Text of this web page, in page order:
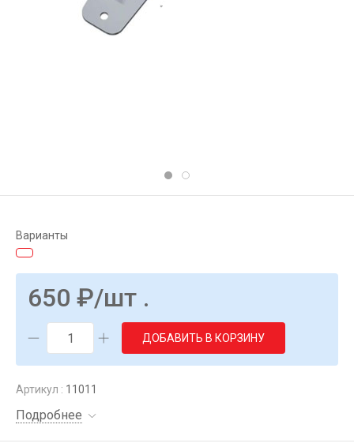
Варианты
650 ₽/шт .
ДОБАВИТЬ В КОРЗИНУ
Артикул : 11011
Подробнее